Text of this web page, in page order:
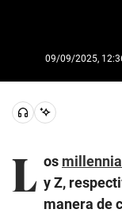
09/09/2025,
L os
y Z,
manera de